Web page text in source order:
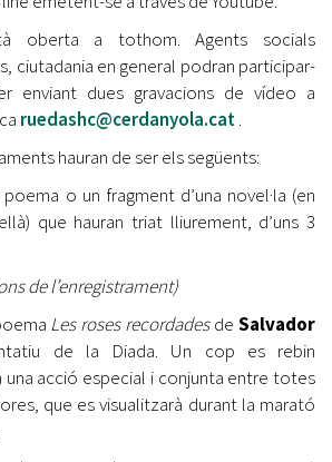
oberta a tothom. Agents socials
ciutadania en general podran participar-
enviant dues gravacions de vídeo a
ruedashc@cerdanyola.cat.
hauran de ser els següents:
o un fragment d’una novel·la (en
que hauran triat lliurement, d’uns 3
de l’enregistrament)
Les roses recordadesdeSalvador
de la Diada. Un cop es rebin
una acció especial i conjunta entre totes
que es visualitzarà durant la marató